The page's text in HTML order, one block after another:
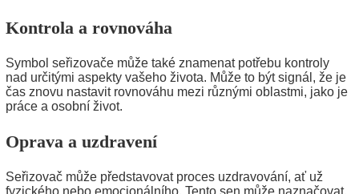
Kontrola a rovnováha
Symbol seřizovače může také znamenat potřebu kontroly
nad určitými aspekty vašeho života. Může to být signál, že je
čas znovu nastavit rovnováhu mezi různými oblastmi, jako je
práce a osobní život.
Oprava a uzdravení
Seřizovač může představovat proces uzdravování, ať už
fyzického nebo emocionálního. Tento sen může naznačovat,